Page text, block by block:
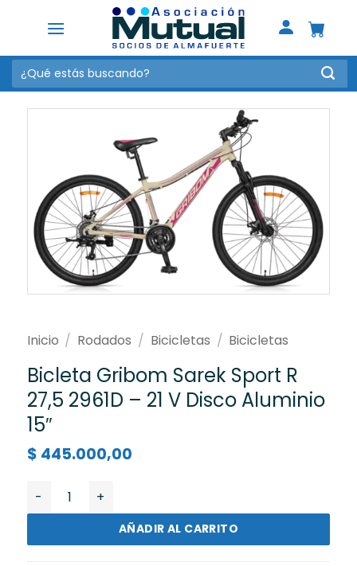
Buscar
por:
Inicio / Rodados / Bicicletas / Bicicletas
Bicleta Gribom Sarek Sport R
27,5 2961D – 21 V Disco Aluminio
15″
$ 445.000,00
Bicleta Gribom Sarek Sport R 27,5 2961D - 21 V Disco
AÑADIR AL CARRITO